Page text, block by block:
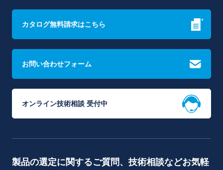
カタログ無料請求はこちら
お問い合わせフォーム
オンライン技術相談 受付中
製品の選定に関するご質問、技術相談などお気軽